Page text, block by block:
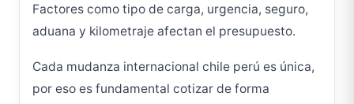
Factores como tipo de carga, urgencia, seguro,
aduana y kilometraje afectan el presupuesto.
Cada mudanza internacional chile perú es única,
por eso es fundamental cotizar de forma